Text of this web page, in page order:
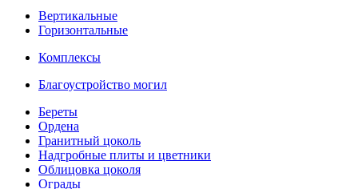
Вертикальные
Горизонтальные
Комплексы
Благоустройство могил
Береты
Ордена
Гранитный цоколь
Надгробные плиты и цветники
Облицовка цоколя
Ограды